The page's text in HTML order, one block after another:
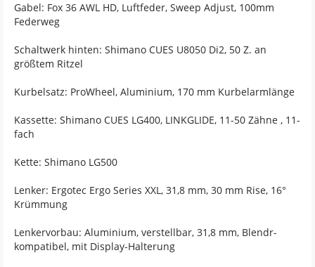
Gabel: Fox 36 AWL HD, Luftfeder, Sweep Adjust, 100mm
Federweg
Schaltwerk hinten: Shimano CUES U8050 Di2, 50 Z. an
größtem Ritzel
Kurbelsatz: ProWheel, Aluminium, 170 mm Kurbelarmlänge
Kassette: Shimano CUES LG400, LINKGLIDE, 11-50 Zähne , 11-
fach
Kette: Shimano LG500
Lenker: Ergotec Ergo Series XXL, 31,8 mm, 30 mm Rise, 16°
Krümmung
Lenkervorbau: Aluminium, verstellbar, 31,8 mm, Blendr-
kompatibel, mit Display-Halterung